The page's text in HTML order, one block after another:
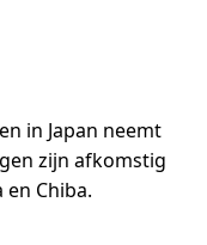
in Japan neemt
zijn afkomstig
Chiba.